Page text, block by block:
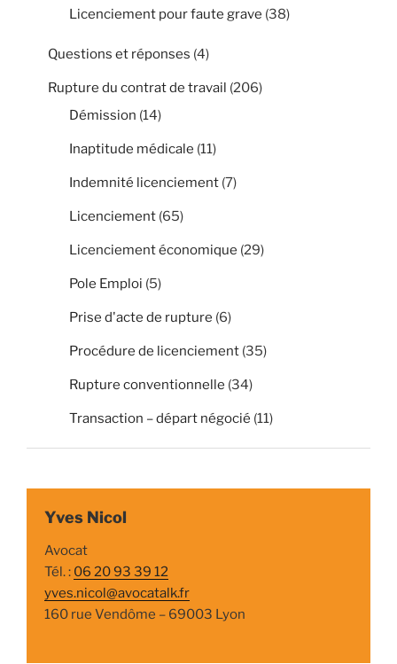
Licenciement pour faute grave (38)
Questions et réponses (4)
Rupture du contrat de travail (206)
Démission (14)
Inaptitude médicale (11)
Indemnité licenciement (7)
Licenciement (65)
Licenciement économique (29)
Pole Emploi (5)
Prise d'acte de rupture (6)
Procédure de licenciement (35)
Rupture conventionnelle (34)
Transaction – départ négocié (11)
Yves Nicol
Avocat
Tél. : 06 20 93 39 12
yves.nicol@avocatalk.fr
160 rue Vendôme – 69003 Lyon